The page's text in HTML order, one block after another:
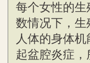
每个女性的
数情况下，
人体的身体
起盆腔炎症